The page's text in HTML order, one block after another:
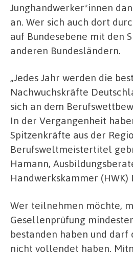
Junghandwerker*innen
an. Wer sich auch dort
auf Bundesebene mit den
anderen Bundesländern.
„Jedes Jahr werden die
Nachwuchskräfte
sich an dem
In der Vergangenheit
Spitzenkräfte aus der
Berufsweltmeistertitel
Hamann,
Handwerkskammer (HWK)
Wer teilnehmen möchte,
Gesellenprüfung
bestanden haben und darf
nicht vollendet haben.